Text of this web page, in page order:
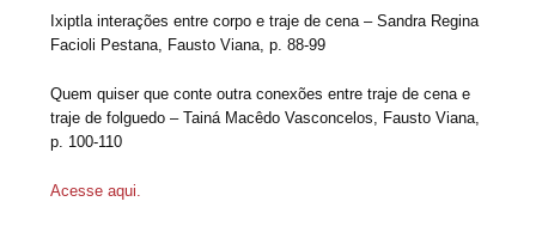
Ixiptla interações entre corpo e traje de cena – Sandra Regina
Facioli Pestana, Fausto Viana, p. 88-99
Quem quiser que conte outra conexões entre traje de cena e
traje de folguedo – Tainá Macêdo Vasconcelos, Fausto Viana,
p. 100-110
Acesse aqui.